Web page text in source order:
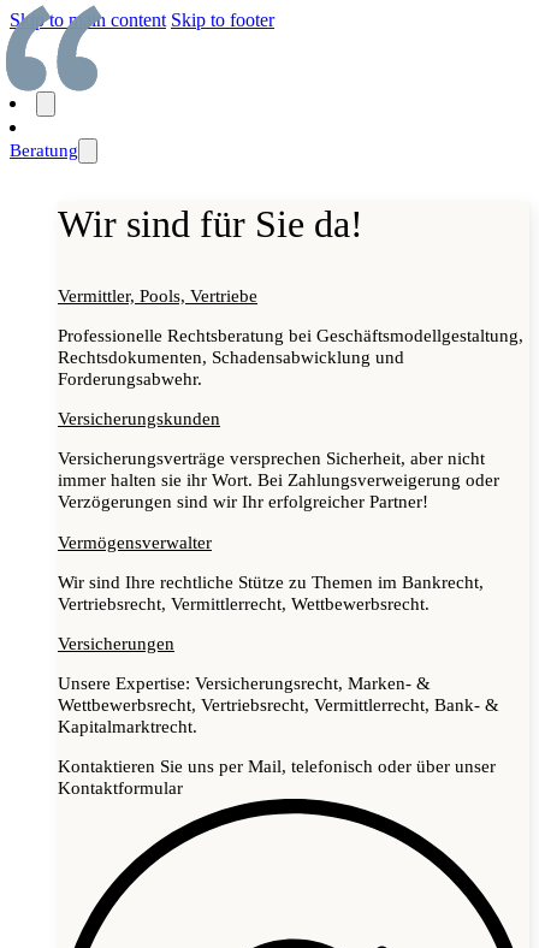
Skip to main content Skip to footer
Beratung
Wir sind für Sie da!
Vermittler, Pools, Vertriebe
Professionelle Rechtsberatung bei Geschäftsmodellgestaltung,
Rechtsdokumenten, Schadensabwicklung und
Forderungsabwehr.
Versicherungskunden
Versicherungsverträge versprechen Sicherheit, aber nicht
immer halten sie ihr Wort. Bei Zahlungsverweigerung oder
Verzögerungen sind wir Ihr erfolgreicher Partner!
Vermögensverwalter
Wir sind Ihre rechtliche Stütze zu Themen im Bankrecht,
Vertriebsrecht, Vermittlerrecht, Wettbewerbsrecht.
Versicherungen
Unsere Expertise: Versicherungsrecht, Marken- &
Wettbewerbsrecht, Vertriebsrecht, Vermittlerrecht, Bank- &
Kapitalmarktrecht.
Kontaktieren Sie uns per Mail, telefonisch oder über unser
Kontaktformular